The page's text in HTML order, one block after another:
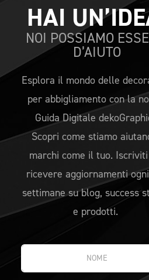
HAI
NOI POSSIAMO
D’AIUTO
Esplora il mondo delle
per abbigliamento con la
Guida Digitale
Scopri come stiamo
marchi come il tuo.
ricevere aggiornamenti
settimane su blog, success
e prodotti.